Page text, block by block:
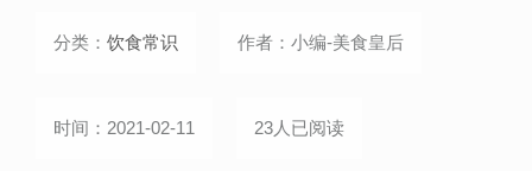
分类： 饮食常识 作者：小编-美食皇后
时间：2021-02-11 23人已阅读